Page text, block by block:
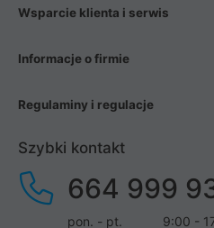
Wsparcie klienta i serwis
Informacje o firmie
Regulaminy i regulacje
Szybki kontakt
664 999
pon. - pt. 9:00 -